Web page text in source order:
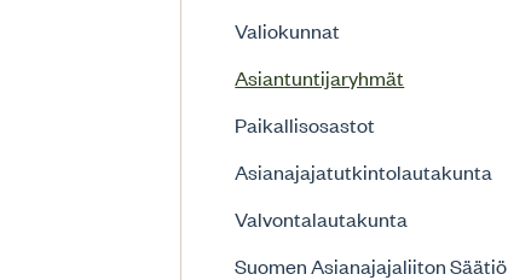
Valiokunnat
Asiantuntijaryhmät
Paikallisosastot
Asianajajatutkintolautakunta
Valvontalautakunta
Suomen Asianajajaliiton Säätiö